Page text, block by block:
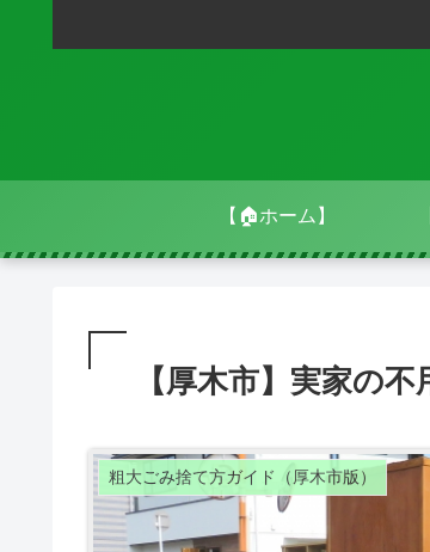
【🏠ホーム】
【厚木市】実家の
粗大ごみ捨て方ガイド（厚木市版）